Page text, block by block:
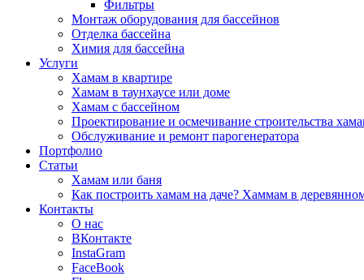
Фильтры
Монтаж оборудования для бассейнов
Отделка бассейна
Химия для бассейна
Услуги
Хамам в квартире
Хамам в таунхаусе или доме
Хамам с бассейном
Проектирование и осмечивание строительства
Обслуживание и ремонт парогенератора
Портфолио
Статьи
Хамам или баня
Как построить хамам на даче? Хаммам в
Контакты
О нас
ВКонтакте
InstaGram
FaceBook